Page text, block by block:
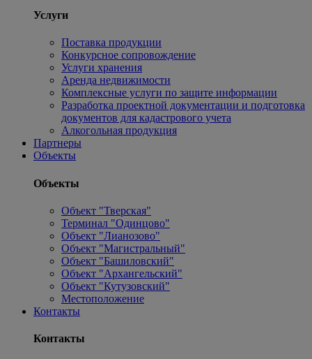
Услуги
Поставка продукции
Конкурсное сопровождение
Услуги хранения
Аренда недвижимости
Комплексные услуги по защите информации
Разработка проектной документации и подготовка
документов для кадастрового учета
Алкогольная продукция
Партнеры
Объекты
Объекты
Объект "Тверская"
Терминал "Одинцово"
Объект "Лианозово"
Объект "Магистральный"
Объект "Башиловский"
Объект "Архангельский"
Объект "Кутузовский"
Местоположение
Контакты
Контакты